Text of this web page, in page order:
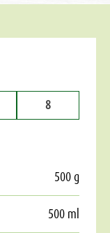
8
500 g
500 ml